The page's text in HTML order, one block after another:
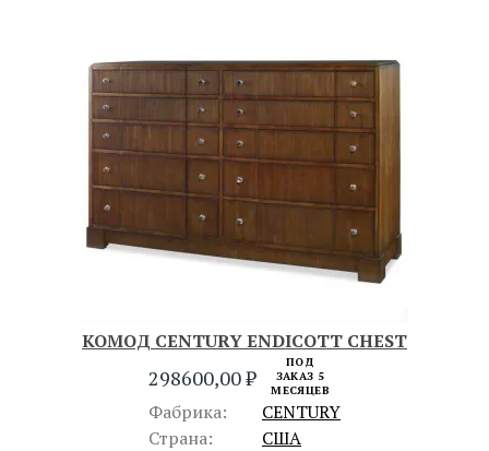
КОМОД CENTURY ENDICOTT CHEST
298600,00₽
ПОД
ЗАКАЗ 5
МЕСЯЦЕВ
Фабрика:
CENTURY
Страна:
США